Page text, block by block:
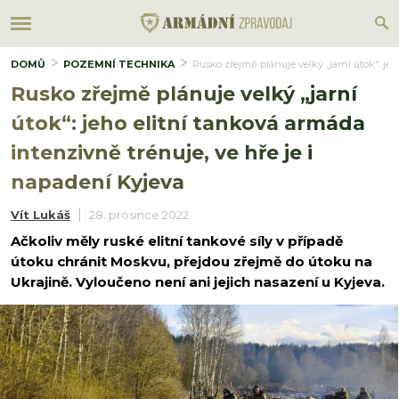
DOMŮ POZEMNÍ TECHNIKA Rusko zřejmě plánuje velký „jarní útok“:
Rusko zřejmě plánuje velký „jarní
útok“: jeho elitní tanková armáda
intenzivně trénuje, ve hře je i
napadení Kyjeva
Vít Lukáš 28. prosince 2022
Ačkoliv měly ruské elitní tankové síly v případě
útoku chránit Moskvu, přejdou zřejmě do útoku na
Ukrajině. Vyloučeno není ani jejich nasazení u Kyjeva.